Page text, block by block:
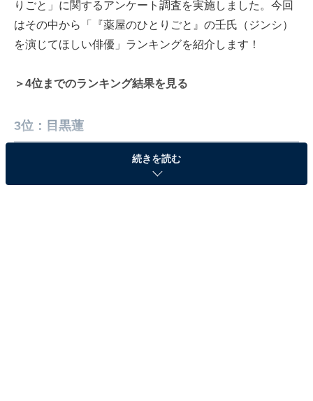
りごと」に関するアンケート調査を実施しました。今回
はその中から「『薬屋のひとりごと』の壬氏（ジンシ）
を演じてほしい俳優」ランキングを紹介します！
＞4位までのランキング結果を見る
3位：目黒蓮
続きを読む